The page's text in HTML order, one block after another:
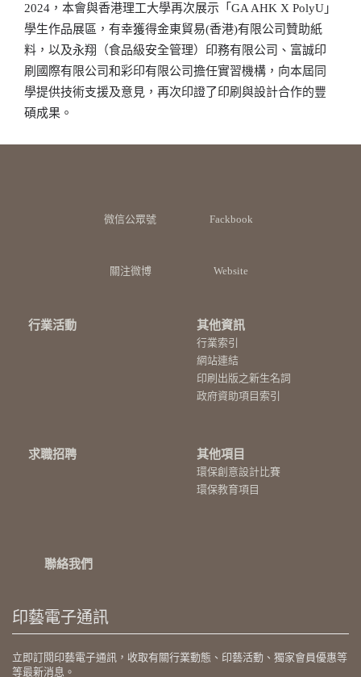
2024，本會與香港理工大學再次展示「GA AHK X PolyU」
學生作品展區，有幸獲得金東貿易(香港)有限公司贊助紙
料，以及永翔（食品級安全管理）印務有限公司、富誠印
刷國際有限公司和彩印有限公司擔任實習機構，向本屆同
學提供技術支援及意見，再次印證了印刷與設計合作的豐
碩成果。
微信公眾號 Fackbook
關注微博 Website
行業活動 其他資訊
行業索引
網站連結
印刷出版之新生名詞
政府資助項目索引
求職招聘 其他項目
環保創意設計比賽
環保教育項目
聯絡我們
印藝電子通訊
立即訂閱印藝電子通訊，收取有關行業動態、印藝活動、獨家會員優惠等
等最新消息。